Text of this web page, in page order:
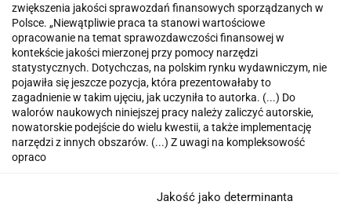
zwiększenia jakości sprawozdań finansowych sporządzanych w
Polsce. „Niewątpliwie praca ta stanowi wartościowe
opracowanie na temat sprawozdawczości finansowej w
kontekście jakości mierzonej przy pomocy narzędzi
statystycznych. Dotychczas, na polskim rynku wydawniczym, nie
pojawiła się jeszcze pozycja, która prezentowałaby to
zagadnienie w takim ujęciu, jak uczyniła to autorka. (...) Do
walorów naukowych niniejszej pracy należy zaliczyć autorskie,
nowatorskie podejście do wielu kwestii, a także implementację
narzędzi z innych obszarów. (...) Z uwagi na kompleksowość
opraco
Jakość jako determinanta